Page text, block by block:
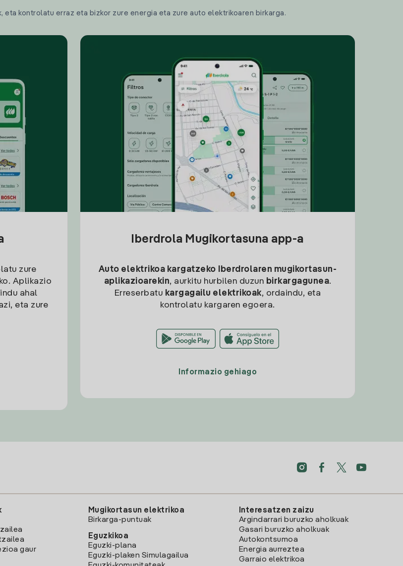
eta kontrolatu erraz eta bizkor zure energia eta zure auto elektrikoaren birkarga.
zure
Aplikazio
ahal
eta zure
Iberdrola Mugikortasuna app-a
Auto elektrikoa kargatzeko
Iberdrolaren mugikortasun-
aplikazioarekin, aurkitu hurbilen duzun birkargagunea.
Erreserbatu kargagailu elektrikoak, ordaindu, eta
kontrolatu kargaren egoera.
Informazio gehiago
gaur
Mugikortasun elektrikoa
Birkarga-puntuak
Eguzkikoa
Eguzki-plana
Eguzki-plaken Simulagailua
Interesatzen zaizu
Argindarrari buruzko aholkuak
Gasari buruzko aholkuak
Autokontsumoa
Energia aurreztea
Garraio elektrikoa